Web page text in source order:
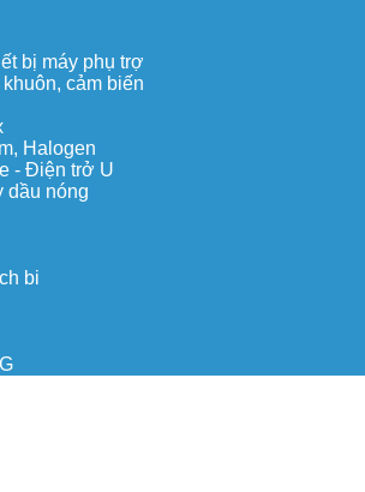
bị máy phụ trợ
cảm biến
Halogen
- Điện trở U
dầu nóng
bi